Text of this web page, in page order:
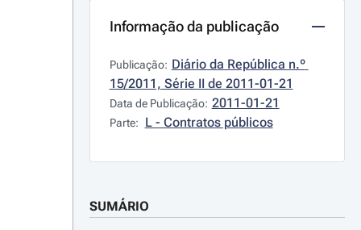
Informação da publicação
Publicação: Diário da República n.º
15/2011, Série II de 2011-01-21
Data de Publicação: 2011-01-21
Parte: L - Contratos públicos
SUMÁRIO